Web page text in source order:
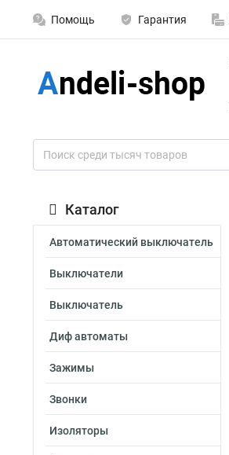
Помощь Гарантия
Каталог
Автоматический выключатель
Выключатели
Выключатель
Диф автоматы
Зажимы
Звонки
Изоляторы